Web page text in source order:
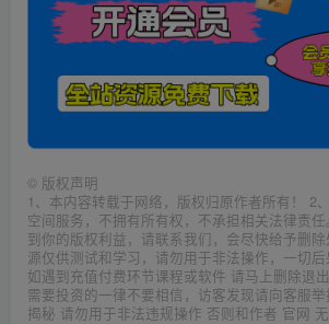
© 版权声明
1、本内容转载于网络，版权归原作者所有！ 2
空间服务，不拥有所有权，不承担相关法律责
到你的版权利益，请联系我们，会尽快给予删
源仅供测试和学习，请勿用于非法操作，一切后
如遇到充值付费环节课程或软件 请马上删除退
需要投资的一律不要相信，访客发现请向客服
揭秘 请勿用于非法违规操作 否则和作者 官网